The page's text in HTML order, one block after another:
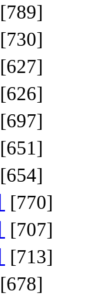
[789]
[730]
[627]
[626]
[697]
[651]
[654]
[770]
[707]
[713]
[678]